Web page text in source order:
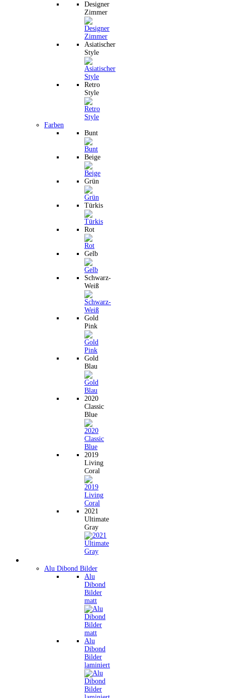
Designer
Zimmer
Asiatischer
Style
Retro
Style
Farben
Bunt
Beige
Grün
Türkis
Rot
Gelb
Schwarz-
Weiß
Gold
Pink
Gold
Blau
2020
Classic
Blue
2019
Living
Coral
2021
Ultimate
Gray
Alu Dibond Bilder
Alu
Dibond
Bilder
matt
Alu
Dibond
Bilder
laminiert